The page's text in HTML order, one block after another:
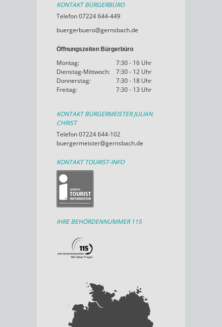
KONTAKT BÜRGERBÜRO
Telefon 07224 644-449
buergerbuero@gernsbach.de
Öffnungszeiten Bürgerbüro
Montag:
7:30 - 16 Uhr
Dienstag-Mittwoch:
7:30 - 12 Uhr
Donnerstag:
7:30 - 18 Uhr
Freitag:
7:30 - 13 Uhr
KONTAKT BÜRGERMEISTER JULIAN
CHRIST
Telefon 07224 644-102
buergermeister@gernsbach.de
KONTAKT TOURIST-INFO
IHRE BEHÖRDENNUMMER 115